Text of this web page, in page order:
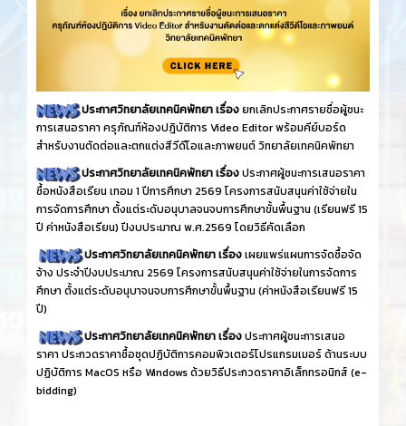
ประกาศวิทยาลัยเทคนิคพัทยา เรื่องยกเลิกประกาศรายชื่อผู้ชนะ
การเสนอราคา ครุภัณฑ์ห้องปฎิบัติการ Video Editor พร้อมคีย์บอร์ด
สำหรับงานตัดต่อและตกแต่งสีวีดีโอและภาพยนต์ วิทยาลัยเทคนิคพัทยา
ประกาศวิทยาลัยเทคนิคพัทยา เรื่องประกาศผู้ชนะการเสนอราคา
ซื้อหนังสือเรียน เทอม 1 ปีการศึกษา 2569 โครงการสนับสนุนค่าใช้จ่ายใน
การจัดการศึกษา ตั้งแต่ระดับอนุบาลจนจบการศึกษาขั้นพื้นฐาน (เรียนฟรี 15
ปี ค่าหนังสือเรียน) ปีงบประมาณ พ.ศ.2569 โดยวิธีคัดเลือก
ประกาศวิทยาลัยเทคนิคพัทยา เรื่องเผยแพร่แผนการจัดซื้อจัด
จ้าง ประจำปีงบประมาณ 2569 โครงการสนับสนุนค่าใช้จ่ายในการจัดการ
ศึกษา ตั้งแต่ระดับอนุบาจนจบการศึกษาขั้นพื้นฐาน (ค่าหนังสือเรียนฟรี 15
ปี)
ประกาศวิทยาลัยเทคนิคพัทยา เรื่องประกาศผู้ชนะการเสนอ
ราคา ประกวดราคาซื้อชุดปฏิบัติการคอมพิวเตอร์โปรแกรมเมอร์ ด้านระบบ
ปฏิบัติการ MacOS หรือ Windows ด้วยวิธีประกวดราคาอิเล็กทรอนิกส์ (e-
bidding)